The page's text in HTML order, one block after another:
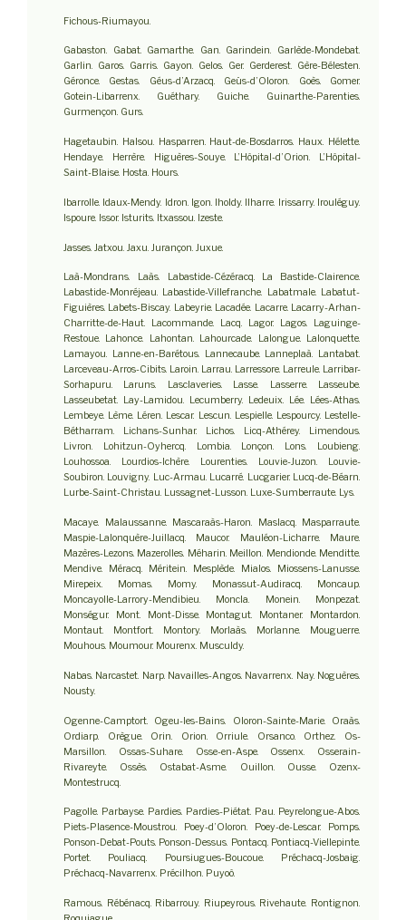
Fichous-Riumayou.
Gabaston. Gabat. Gamarthe. Gan. Garindein. Garlède-Mondebat.
Garlin. Garos. Garris. Gayon. Gelos. Ger. Gerderest. Gère-Bélesten.
Géronce. Gestas. Géus-d’Arzacq. Geüs-d’Oloron. Goès. Gomer.
Gotein-Libarrenx. Guéthary. Guiche. Guinarthe-Parenties.
Gurmençon. Gurs.
Hagetaubin. Halsou. Hasparren. Haut-de-Bosdarros. Haux. Hélette.
Hendaye. Herrère. Higuères-Souye. L’Hôpital-d’Orion. L’Hôpital-
Saint-Blaise. Hosta. Hours.
Ibarrolle. Idaux-Mendy. Idron. Igon. Iholdy. Ilharre. Irissarry. Irouléguy.
Ispoure. Issor. Isturits. Itxassou. Izeste.
Jasses. Jatxou. Jaxu. Jurançon. Juxue.
Laà-Mondrans. Laàs. Labastide-Cézéracq. La Bastide-Clairence.
Labastide-Monréjeau. Labastide-Villefranche. Labatmale. Labatut-
Figuières. Labets-Biscay. Labeyrie. Lacadée. Lacarre. Lacarry-Arhan-
Charritte-de-Haut. Lacommande. Lacq. Lagor. Lagos. Laguinge-
Restoue. Lahonce. Lahontan. Lahourcade. Lalongue. Lalonquette.
Lamayou. Lanne-en-Barétous. Lannecaube. Lanneplaà. Lantabat.
Larceveau-Arros-Cibits. Laroin. Larrau. Larressore. Larreule. Larribar-
Sorhapuru. Laruns. Lasclaveries. Lasse. Lasserre. Lasseube.
Lasseubetat. Lay-Lamidou. Lecumberry. Ledeuix. Lée. Lées-Athas.
Lembeye. Lème. Léren. Lescar. Lescun. Lespielle. Lespourcy. Lestelle-
Bétharram. Lichans-Sunhar. Lichos. Licq-Athérey. Limendous.
Livron. Lohitzun-Oyhercq. Lombia. Lonçon. Lons. Loubieng.
Louhossoa. Lourdios-Ichère. Lourenties. Louvie-Juzon. Louvie-
Soubiron. Louvigny. Luc-Armau. Lucarré. Lucgarier. Lucq-de-Béarn.
Lurbe-Saint-Christau. Lussagnet-Lusson. Luxe-Sumberraute. Lys.
Macaye. Malaussanne. Mascaraàs-Haron. Maslacq. Masparraute.
Maspie-Lalonquère-Juillacq. Maucor. Mauléon-Licharre. Maure.
Mazères-Lezons. Mazerolles. Méharin. Meillon. Mendionde. Menditte.
Mendive. Méracq. Méritein. Mesplède. Mialos. Miossens-Lanusse.
Mirepeix. Momas. Momy. Monassut-Audiracq. Moncaup.
Moncayolle-Larrory-Mendibieu. Moncla. Monein. Monpezat.
Monségur. Mont. Mont-Disse. Montagut. Montaner. Montardon.
Montaut. Montfort. Montory. Morlaàs. Morlanne. Mouguerre.
Mouhous. Moumour. Mourenx. Musculdy.
Nabas. Narcastet. Narp. Navailles-Angos. Navarrenx. Nay. Noguères.
Nousty.
Ogenne-Camptort. Ogeu-les-Bains. Oloron-Sainte-Marie. Oraàs.
Ordiarp. Orègue. Orin. Orion. Orriule. Orsanco. Orthez. Os-
Marsillon. Ossas-Suhare. Osse-en-Aspe. Ossenx. Osserain-
Rivareyte. Ossès. Ostabat-Asme. Ouillon. Ousse. Ozenx-
Montestrucq.
Pagolle. Parbayse. Pardies. Pardies-Piétat. Pau. Peyrelongue-Abos.
Piets-Plasence-Moustrou. Poey-d’Oloron. Poey-de-Lescar. Pomps.
Ponson-Debat-Pouts. Ponson-Dessus. Pontacq. Pontiacq-Viellepinte.
Portet. Pouliacq. Poursiugues-Boucoue. Préchacq-Josbaig.
Préchacq-Navarrenx. Précilhon. Puyoô.
Ramous. Rébénacq. Ribarrouy. Riupeyrous. Rivehaute. Rontignon.